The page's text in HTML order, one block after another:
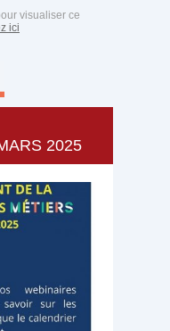
visualiser ce
ici
2025